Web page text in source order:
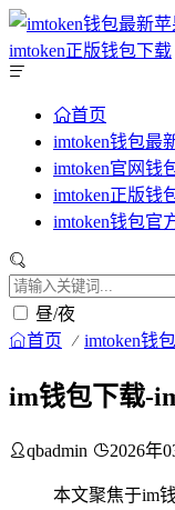
首页
imtoken钱包最
imtoken官网钱
imtoken正版钱
imtoken钱包官
昼/夜
首页 imtoken钱
im钱包下载-
qbadmin 2026年
本文聚焦于im